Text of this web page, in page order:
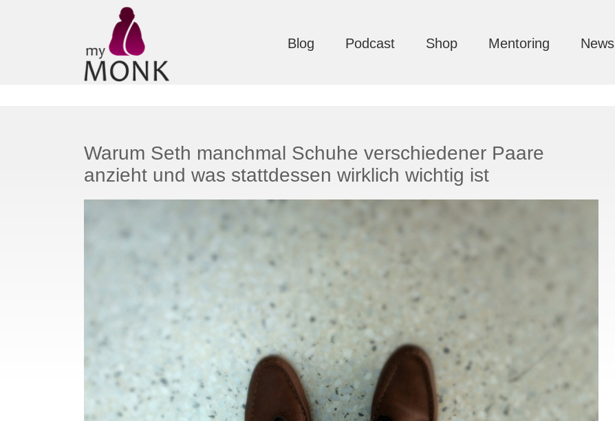
Blog Podcast Shop Mentoring News
Warum Seth manchmal Schuhe verschiedener Paare
anzieht und was stattdessen wirklich wichtig ist